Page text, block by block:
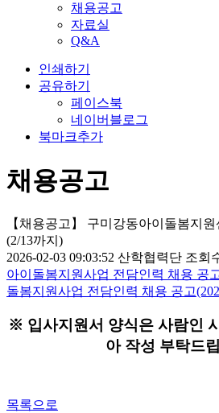
채용공고
자료실
Q&A
인쇄하기
공유하기
페이스북
네이버블로그
북마크추가
채용공고
【채용공고】 구미강동아이돌봄지
(2/13까지)
2026-02-03 09:03:52 산학협력단 조회
아이돌봄지원사업 전담인력 채용 공
돌봄지원사업 전담인력 채용 공고
※ 입사지원서 양식은 사람인
아 작성 부탁드
목록으로